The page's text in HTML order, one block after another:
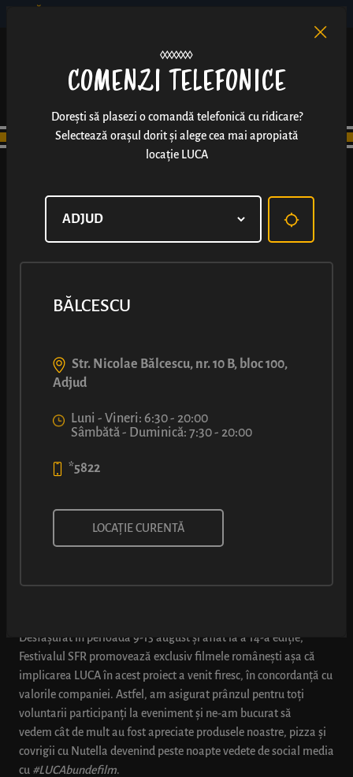
LUCA PARTENERUL
FESTIVALULUI
SERILE FILMULUI
ROMÂNESC DE LA
IAȘI
Desfășurat în perioada 9-13 august și aflat la a 14-a ediție,
Festivalul SFR promovează exclusiv filmele românești așa că
implicarea LUCA în acest proiect a venit firesc, în concordanță cu
valorile companiei. Astfel, am asigurat prânzul pentru toți
voluntarii participanți la eveniment și ne-am bucurat să
vedem cât de mult au fost apreciate produsele noastre, pizza și
covrigii cu Nutella devenind peste noapte vedete de social media
cu #LUCAbundefilm.
COMENZI TELEFONICE
Dorești să plasezi o comandă telefonică cu ridicare?
Selectează orașul dorit și alege cea mai apropiată
locație LUCA
BĂLCESCU
Str. Nicolae Bălcescu, nr. 10 B, bloc 100,
Adjud
Luni - Vineri: 6:30 - 20:00
Sâmbătă - Duminică: 7:30 - 20:00
*5822
LOCAȚIE CURENTĂ